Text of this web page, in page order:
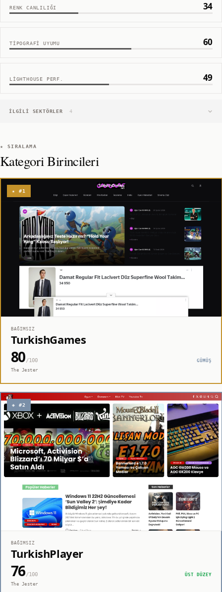
RENK CANLILIĞI 34
TIPOGRAFI UYUMU 60
LIGHTHOUSE PERF. 49
İLGILI SEKTÖRLER 4
★ SIRALAMA
Kategori Birincileri
★ #1
BAĞIMSIZ
TurkishGames
80/100
GÜMÜŞ
The Jester
◈ #2
BAĞIMSIZ
TurkishPlayer
76/100
ÜST DÜZEY
The Jester